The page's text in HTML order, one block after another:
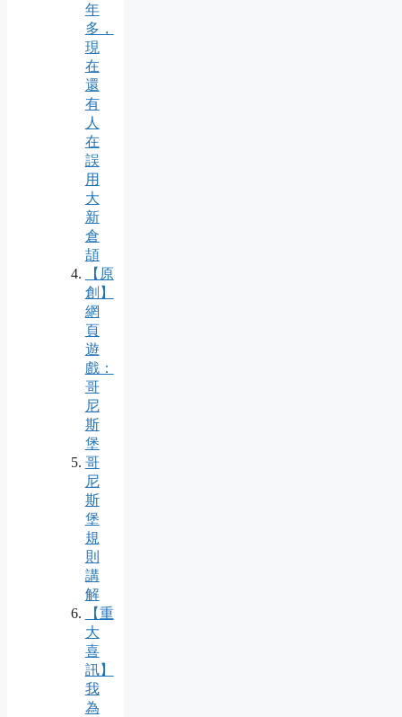
年
多，
現
在
還
有
人
在
誤
用
大
新
倉
頡
【原
創】
網
頁
遊
戲：
哥
尼
斯
堡
哥
尼
斯
堡
規
則
講
解
【重
大
喜
訊】
我
為